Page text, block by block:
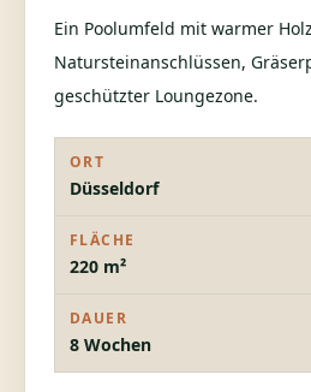
Ein Poolumfeld mit warmer
Natursteinanschlüssen,
geschützter Loungezone.
ORT
Düsseldorf
FLÄCHE
220 m²
DAUER
8 Wochen